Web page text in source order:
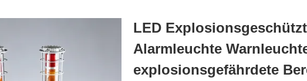
LED
Alarmleuchte
explosionsgefährdete